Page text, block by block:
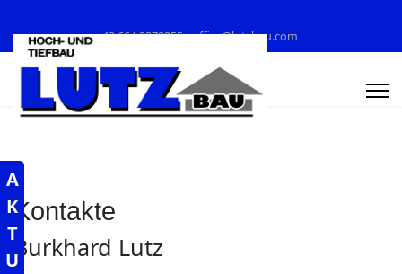
+43 664 2278255 office@lutzbau.com
Kontakte
Burkhard Lutz
A
K
T
U